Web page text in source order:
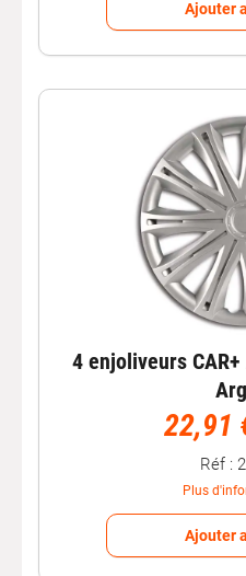
Ajouter
4 enjoliveurs
22,91
Réf :
Plus
Ajouter